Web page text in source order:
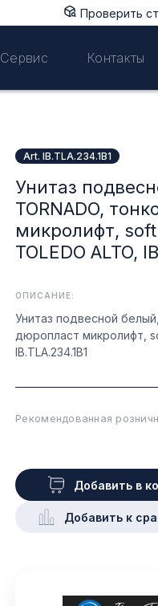
Проверить
Сервис Контакты
Art. IB.TLA.234.1B1
Унитаз
TORNADO,
микролифт, soft
TOLEDO ALTO,
ОПИСАНИЕ:
Унитаз подвесной
дюропласт микролифт,
IB.TLA.234.1B1
Рекомендованная
Добавить в
Добавить к